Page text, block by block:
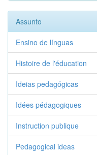
Assunto
Ensino de línguas
Histoire de l'éducation
Ideias pedagógicas
Idées pédagogiques
Instruction publique
Pedagogical ideas